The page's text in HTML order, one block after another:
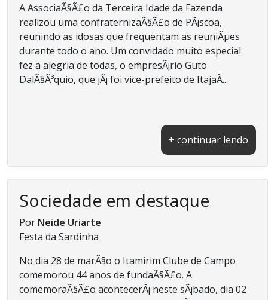
A AssociaÃ§Ã£o da Terceira Idade da Fazenda
realizou uma confraternizaÃ§Ã£o de PÃ¡scoa,
reunindo as idosas que frequentam as reuniÃµes
durante todo o ano. Um convidado muito especial
fez a alegria de todas, o empresÃ¡rio Guto
DalÃ§Ã³quio, que jÃ¡ foi vice-prefeito de ItajaÃ­...
+ continuar lendo
Sociedade em destaque
Por Neide Uriarte
Festa da Sardinha
No dia 28 de marÃ§o o Itamirim Clube de Campo
comemorou 44 anos de fundaÃ§Ã£o. A
comemoraÃ§Ã£o acontecerÃ¡ neste sÃ¡bado, dia 02